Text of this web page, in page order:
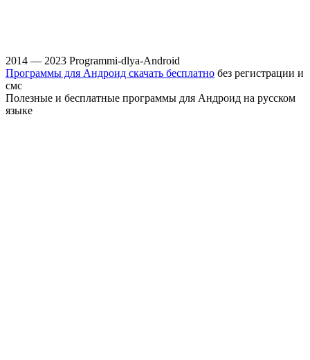
2014 — 2023 Programmi-dlya-Android
Программы для Андроид скачать бесплатно без регистрации и
смс
Полезные и бесплатные программы для Андроид на русском
языке